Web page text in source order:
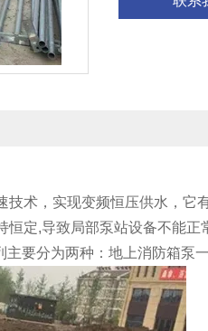
技术，实现变频恒压供水，它
定,导致局部泵站设备不能正
要分为两种：地上消防箱泵